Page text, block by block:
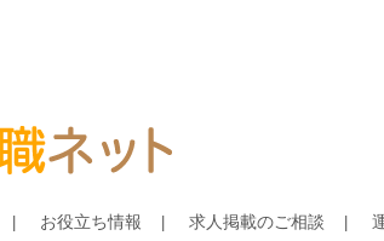
お役立ち情報 求人掲載のご相談